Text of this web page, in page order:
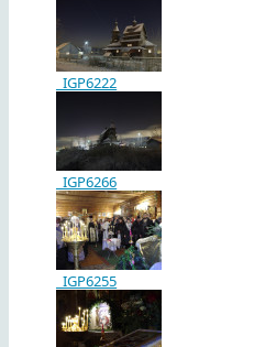
_IGP6222
_IGP6266
_IGP6255